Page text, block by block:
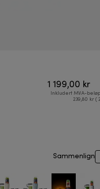
1 199,00 kr
Inkludert MVA-
239,80 kr (
Sammenlign